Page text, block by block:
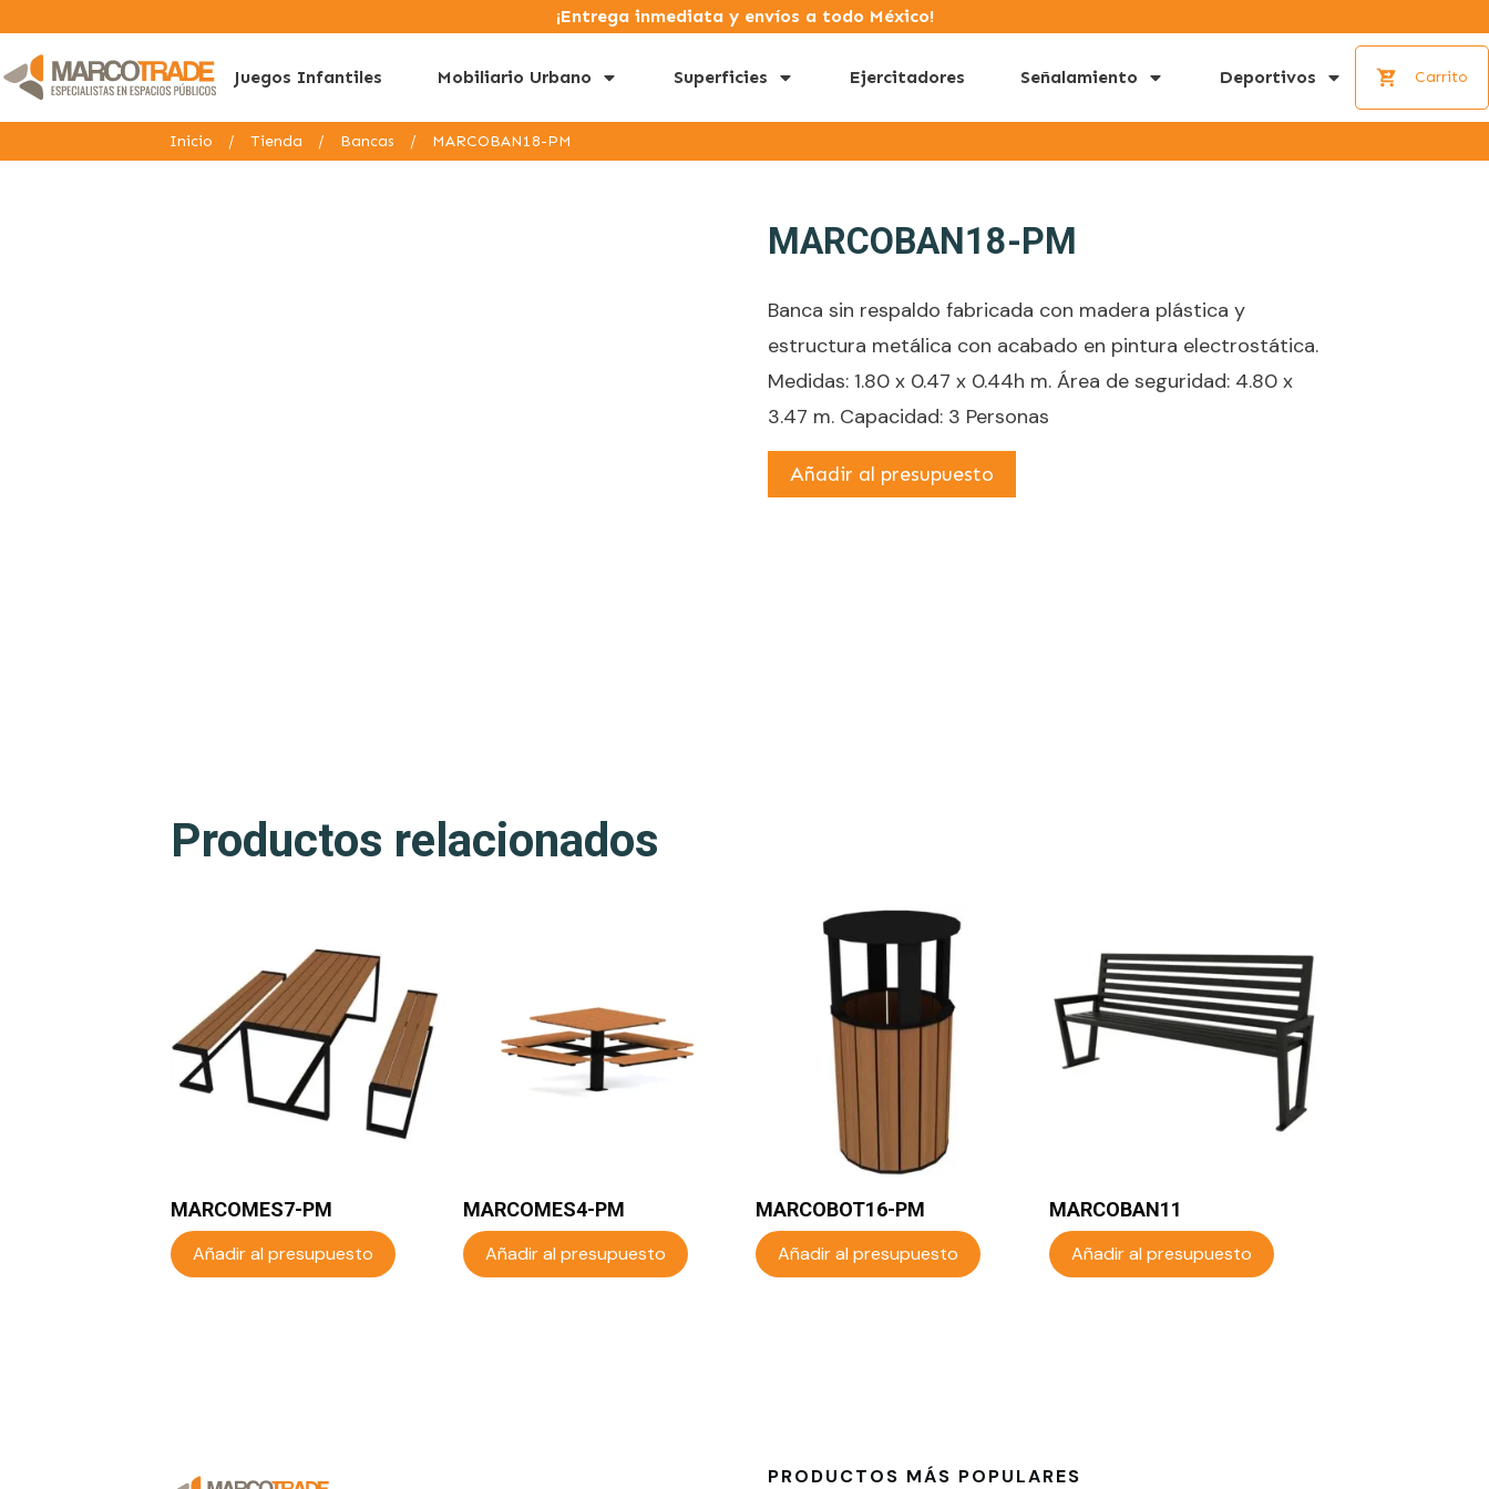
¡Entrega inmediata y envíos a todo México!
Juegos Infantiles Mobiliario Urbano Superficies Ejercitadores Señalamiento Deportivos Carrito
Inicio / Tienda / Bancas / MARCOBAN18-PM
MARCOBAN18-PM
Banca sin respaldo fabricada con madera plástica y
estructura metálica con acabado en pintura electrostática.
Medidas: 1.80 x 0.47 x 0.44h m. Área de seguridad: 4.80 x
3.47 m. Capacidad: 3 Personas
Añadir al presupuesto
Productos relacionados
MARCOMES7-PM
Añadir al presupuesto
MARCOMES4-PM
Añadir al presupuesto
MARCOBOT16-PM
Añadir al presupuesto
MARCOBAN11
Añadir al presupuesto
PRODUCTOS MÁS POPULARES